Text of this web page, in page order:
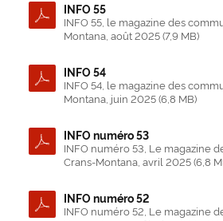
INFO 55
INFO 55, le magazine des
Montana, août 2025 (7,9 MB)
INFO 54
INFO 54, le magazine des
Montana, juin 2025 (6,8 MB)
INFO numéro 53
INFO numéro 53, Le magazine
Crans-Montana, avril 2025 (6,8
INFO numéro 52
INFO numéro 52, Le magazine